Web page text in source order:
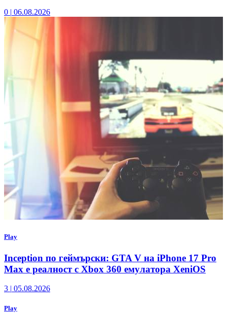
0 | 06.08.2026
Play
Inception по геймърски: GTA V на iPhone 17 Pro
Max е реалност с Xbox 360 емулатора XeniOS
3 | 05.08.2026
Play